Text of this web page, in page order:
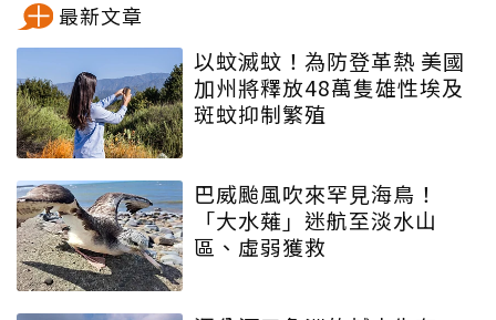
最新文章
以蚊滅蚊！為防登革熱 美國
加州將釋放48萬隻雄性埃及
斑蚊抑制繁殖
巴威颱風吹來罕見海鳥！
「大水薙」迷航至淡水山
區、虛弱獲救